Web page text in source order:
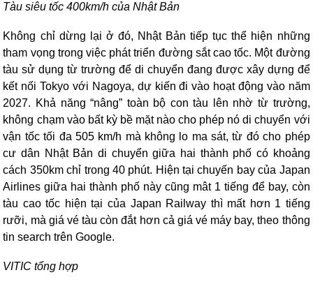
Tàu siêu tốc 400km/h của Nhật Bản
Không chỉ dừng lại ở đó, Nhật Bản tiếp tục thể hiện những
tham vọng trong việc phát triển đường sắt cao tốc. Một đường
tàu sử dụng từ trường để di chuyển đang được xây dựng để
kết nối Tokyo với Nagoya, dự kiến đi vào hoạt động vào năm
2027. Khả năng “nâng” toàn bộ con tàu lên nhờ từ trường,
không chạm vào bất kỳ bề mặt nào cho phép nó di chuyển với
vận tốc tối đa 505 km/h mà không lo ma sát, từ đó cho phép
cư dân Nhật Bản di chuyển giữa hai thành phố có khoảng
cách 350km chỉ trong 40 phút. Hiện tại chuyến bay của Japan
Airlines giữa hai thành phố này cũng mât 1 tiếng để bay, còn
tàu cao tốc hiện tại của Japan Railway thì mất hơn 1 tiếng
rưỡi, mà giá vé tàu còn đắt hơn cả giá vé máy bay, theo thông
tin search trên Google.
VITIC tổng hợp